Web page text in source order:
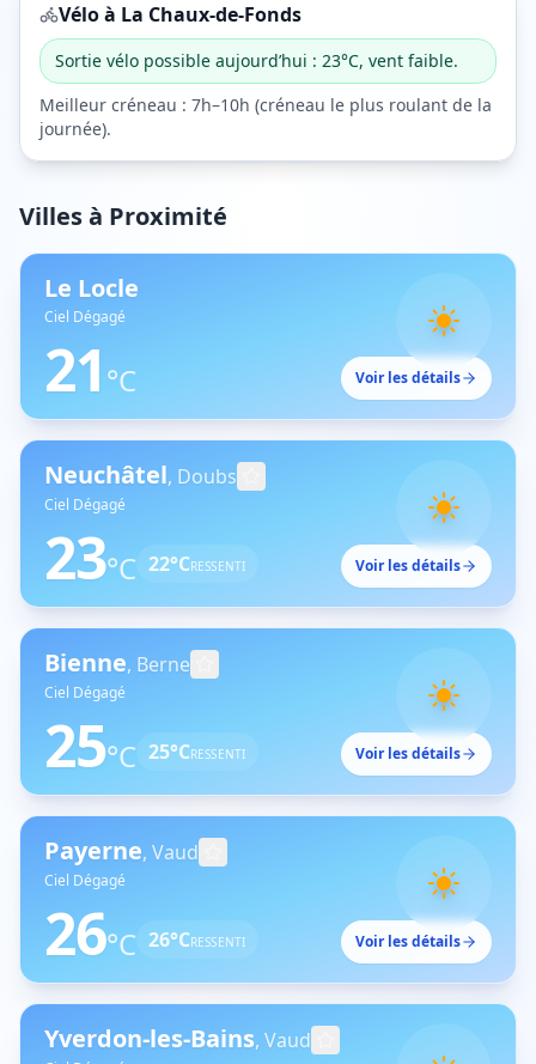
Vélo à La Chaux-de-Fonds
Sortie vélo possible aujourd’hui : 23°C, vent faible.
Meilleur créneau : 7h–10h (créneau le plus roulant de la
journée).
Villes à Proximité
Le Locle
Ciel Dégagé
21 °C Voir les détails
Neuchâtel, Doubs
Ciel Dégagé
23°C 22°CRESSENTI Voir les détails
Bienne, Berne
Ciel Dégagé
25°C 25°CRESSENTI Voir les détails
Payerne, Vaud
Ciel Dégagé
26°C 26°CRESSENTI Voir les détails
Yverdon-les-Bains, Vaud